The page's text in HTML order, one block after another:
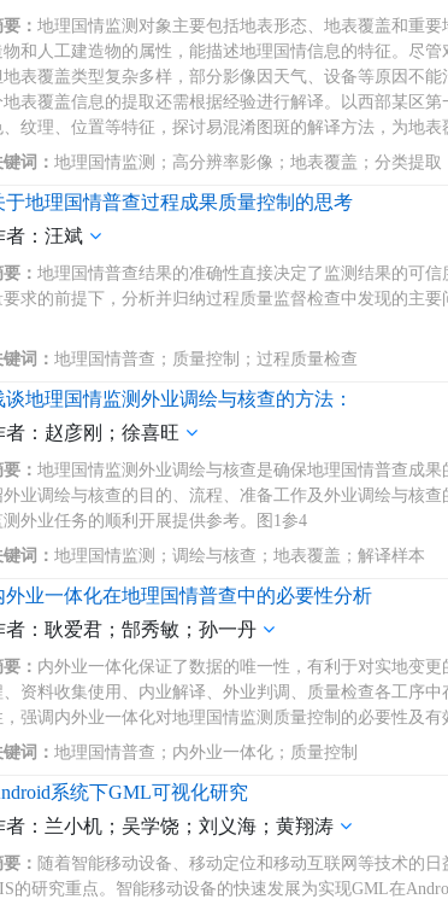
： 地理国情监测对象主要包括地表形态、地表覆盖和重
物和人工建造物的属性，能描述地理国情信息的特征。尽
地表覆盖类型复杂多样，部分影像因天气、设备等原因不
地表覆盖信息的提取还需根据经验进行解译。以西部某区
、纹理、位置等特征，探讨易混淆图斑的解译方法，为地表
词： 地理国情监测；高分辨率影像；地表覆盖；分类提取
于地理国情普查过程成果质量控制的思考
者：汪斌
： 地理国情普查结果的准确性直接决定了监测结果的可
要求的前提下，分析并归纳过程质量监督检查中发现的主
词： 地理国情普查；质量控制；过程质量检查
谈地理国情监测外业调绘与核查的方法：
者：赵彦刚；徐喜旺
： 地理国情监测外业调绘与核查是确保地理国情普查成
外业调绘与核查的目的、流程、准备工作及外业调绘与核
测外业任务的顺利开展提供参考。图1参4
词： 地理国情监测；调绘与核查；地表覆盖；解译样本
外业一体化在地理国情普查中的必要性分析
者：耿爱君；郜秀敏；孙一丹
： 内外业一体化保证了数据的唯一性，有利于对实地变
、资料收集使用、内业解译、外业判调、质量检查各工序
，强调内外业一体化对地理国情监测质量控制的必要性及有
词： 地理国情普查；内外业一体化；质量控制
系统下GML可视化研究
者：兰小机；吴学饶；刘义海；黄翔涛
： 随着智能移动设备、移动定位和移动互联网等技术的
的研究重点。智能移动设备的快速发展为实现GML在